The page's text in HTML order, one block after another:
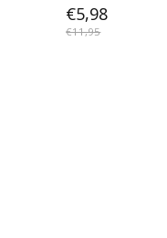
€5,98
€11,95